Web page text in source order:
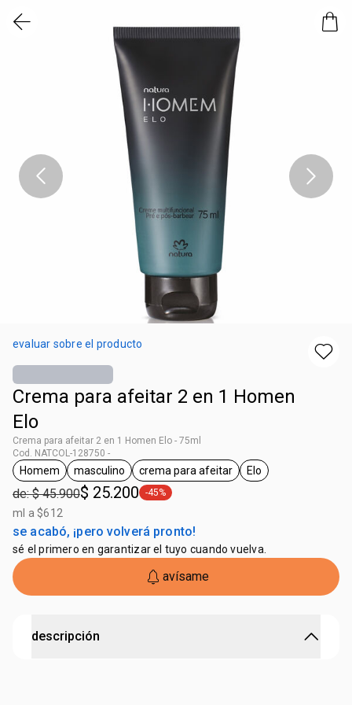
evaluar sobre el producto
Crema para afeitar 2 en 1 Homen
Elo
Crema para afeitar 2 en 1 Homen Elo - 75ml
Cod. NATCOL-128750 -
general.tag Homem
Homem
general.tag masculino
masculino
general.tag crema para afeitar
crema para afeitar
general.tag Elo
Elo
de: $ 45.900$ 25.200 general.tag -45%
-45%
ml a $612
se acabó, ¡pero volverá pronto!
sé el primero en garantizar el tuyo cuando vuelva.
avísame
descripción